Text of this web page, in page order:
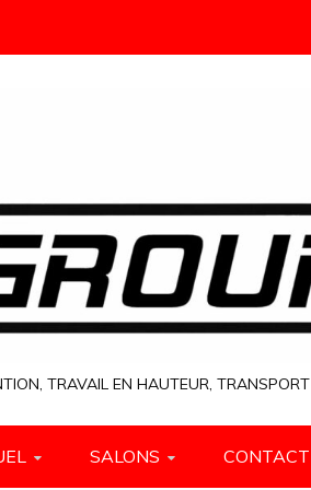
TRAVAIL EN HAUTEUR, TRANSPORT
SALONS CONTACT